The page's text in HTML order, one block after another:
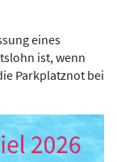
eines
ist, wenn
Parkplatznot bei